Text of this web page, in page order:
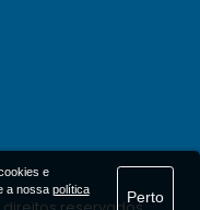
e
a nossa política
Perto